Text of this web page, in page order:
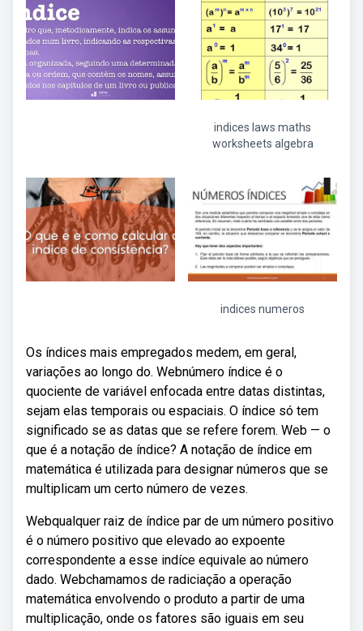
indices laws maths
worksheets algebra
indices numeros
Os índices mais empregados medem, em geral,
variações ao longo do. Webnúmero índice é o
quociente de variável enfocada entre datas distintas,
sejam elas temporais ou espaciais. O índice só tem
significado se as datas que se refere forem. Web — o
que é a notação de índice? A notação de índice em
matemática é utilizada para designar números que se
multiplicam um certo número de vezes.
Webqualquer raiz de índice par de um número positivo
é o número positivo que elevado ao expoente
correspondente a esse indíce equivale ao número
dado. Webchamamos de radiciação a operação
matemática envolvendo o produto a partir de uma
multiplicação, onde os fatores são iguais em seu